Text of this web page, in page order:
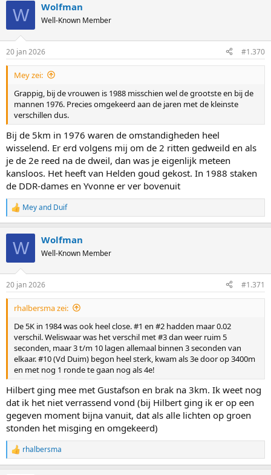
c
s
:
W Wolfman
Well-Known Member
20 jan 2026 #1.370
Mey zei:
Grappig, bij de vrouwen is 1988 misschien wel de grootste en bij de
mannen 1976. Precies omgekeerd aan de jaren met de kleinste
verschillen dus.
Bij de 5km in 1976 waren de omstandigheden heel
wisselend. Er erd volgens mij om de 2 ritten gedweild en als
je de 2e reed na de dweil, dan was je eigenlijk meteen
kansloos. Het heeft van Helden goud gekost. In 1988 staken
de DDR-dames en Yvonne er ver bovenuit
R
e
c
s
:
Meyand Duif
W Wolfman
Well-Known Member
20 jan 2026 #1.371
rhalbersma zei:
De 5K in 1984 was ook heel close. #1 en #2 hadden maar 0.02
verschil. Weliswaar was het verschil met #3 dan weer ruim 5
seconden, maar 3 t/m 10 lagen allemaal binnen 3 seconden van
elkaar. #10 (Vd Duim) begon heel sterk, kwam als 3e door op 3400m
en met nog 1 ronde te gaan nog als 4e!
Hilbert ging mee met Gustafson en brak na 3km. Ik weet nog
dat ik het niet verrassend vond (bij Hilbert ging ik er op een
gegeven moment bijna vanuit, dat als alle lichten op groen
stonden het misging en omgekeerd)
R
e
rhalbersma